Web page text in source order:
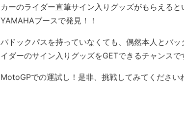
カーのライダー直筆サイン入りグッズがもらえる
YAMAHAブースで発見！！
パドックパスを持っていなくても、偶然本人とバ
イダーのサイン入りグッズをGETできるチャンスで
MotoGPでの運試し！是非、挑戦してみてください